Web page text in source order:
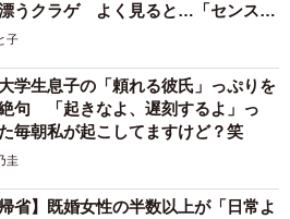
うクラゲ よく見ると…「センスす
子
大学生息子の「頼れる彼氏」っぷりを
句 「起きなよ、遅刻するよ」っ
毎朝私が起こしてますけど？笑
圭
帰省】既婚女性の半数以上が「日常よ